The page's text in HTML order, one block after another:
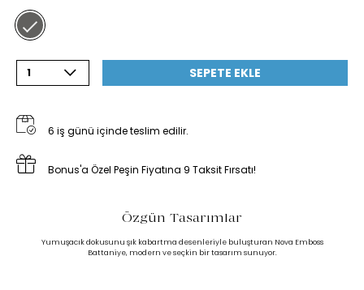
1 SEPETE EKLE
6 iş günü içinde teslim edilir.
Bonus'a Özel Peşin Fiyatına 9 Taksit Fırsatı!
Özgün Tasarımlar
Yumuşacık dokusunu şık kabartma desenleriyle buluşturan Nova Emboss
Battaniye, modern ve seçkin bir tasarım sunuyor.